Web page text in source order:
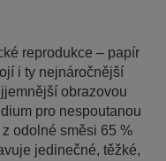
reprodukce – papír
i ty nejnáročnější
obrazovou
pro nespoutanou
odolné směsi 65 %
jedinečné, těžké,